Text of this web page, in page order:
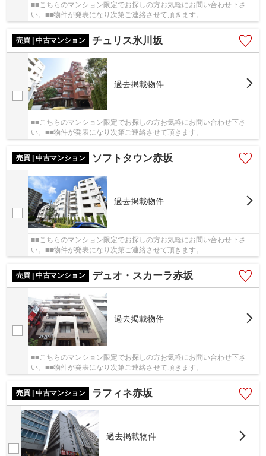
■■こちらのマンション限定でお探しの方お気軽にお問い合わせ下さ
い。■■物件が発表になり次第ご連絡させて頂きます。
売買 | 中古マンション チュリス氷川坂
過去掲載物件
■■こちらのマンション限定でお探しの方お気軽にお問い合わせ下さ
い。■■物件が発表になり次第ご連絡させて頂きます。
売買 | 中古マンション ソフトタウン赤坂
過去掲載物件
■■こちらのマンション限定でお探しの方お気軽にお問い合わせ下さ
い。■■物件が発表になり次第ご連絡させて頂きます。
売買 | 中古マンション デュオ・スカーラ赤坂
過去掲載物件
■■こちらのマンション限定でお探しの方お気軽にお問い合わせ下さ
い。■■物件が発表になり次第ご連絡させて頂きます。
売買 | 中古マンション ラフィネ赤坂
過去掲載物件